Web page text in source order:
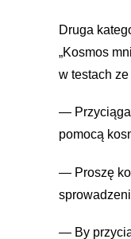
Druga
„Kosmos
w testach
—
pomocą
— Proszę
— By